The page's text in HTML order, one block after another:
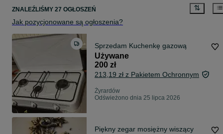
ZNALEŹLIŚMY 27 OGŁOSZEŃ
Jak pozycjonowane są ogłoszenia?
Sprzedam Kuchenkę gazową
Używane
200 zł
213,19 zł z Pakietem Ochronnym
Żyrardów
Odświeżono dnia 25 lipca 2026
Piękny zegar mosiężny wiszący